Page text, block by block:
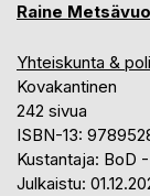
Raine
Yhteiskunta &
Kovakantinen
242 sivua
ISBN-13:
Kustantaja: BoD
Julkaistu: